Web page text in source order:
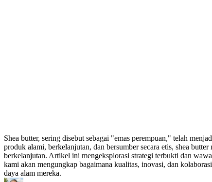
Shea butter, sering disebut sebagai "emas perempuan," telah
produk alami, berkelanjutan, dan bersumber secara etis, shea
berkelanjutan. Artikel ini mengeksplorasi strategi terbukti dan
kami akan mengungkap bagaimana kualitas, inovasi, dan
daya alam mereka.